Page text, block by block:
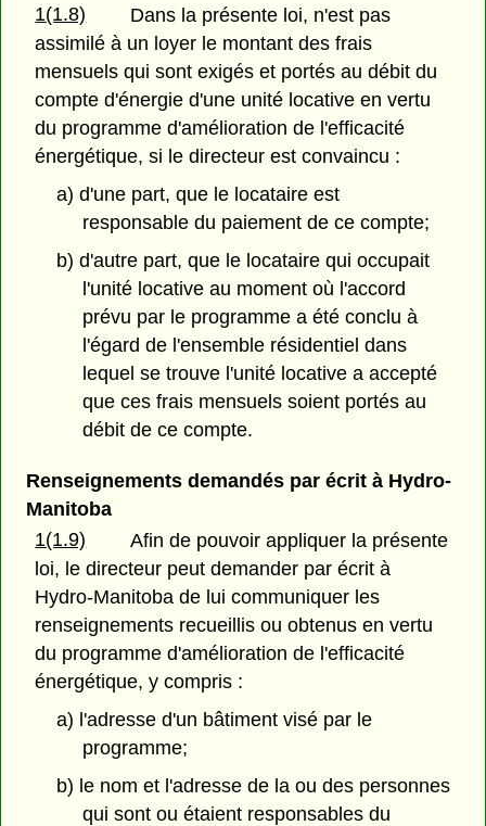
1(1.8)
Dans la présente loi, n'est pas
assimilé à un loyer le montant des frais
mensuels qui sont exigés et portés au débit du
compte d'énergie d'une unité locative en vertu
du programme d'amélioration de l'efficacité
énergétique, si le directeur est convaincu :
a) d'une part, que le locataire est
responsable du paiement de ce compte;
b) d'autre part, que le locataire qui occupait
l'unité locative au moment où l'accord
prévu par le programme a été conclu à
l'égard de l'ensemble résidentiel dans
lequel se trouve l'unité locative a accepté
que ces frais mensuels soient portés au
débit de ce compte.
Renseignements demandés par écrit à Hydro-
Manitoba
1(1.9)
Afin de pouvoir appliquer la présente
loi, le directeur peut demander par écrit à
Hydro-Manitoba de lui communiquer les
renseignements recueillis ou obtenus en vertu
du programme d'amélioration de l'efficacité
énergétique, y compris :
a) l'adresse d'un bâtiment visé par le
programme;
b) le nom et l'adresse de la ou des personnes
qui sont ou étaient responsables du